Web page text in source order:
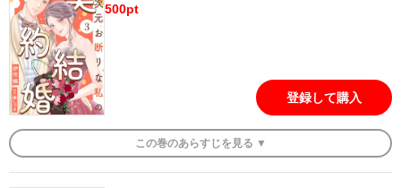
500pt
登録して購入
この巻のあらすじを 見る ▼